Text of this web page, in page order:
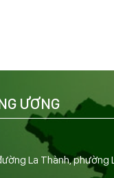
La Thành, phường
ƯƠNG